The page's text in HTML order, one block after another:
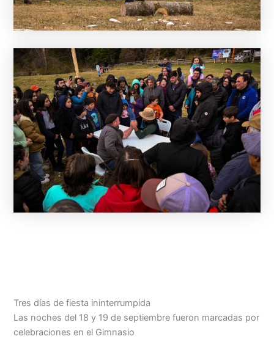
Tres días de fiesta ininterrumpida
Las noches del 18 y 19 de septiembre fueron marcadas por
celebraciones en el Gimnasio